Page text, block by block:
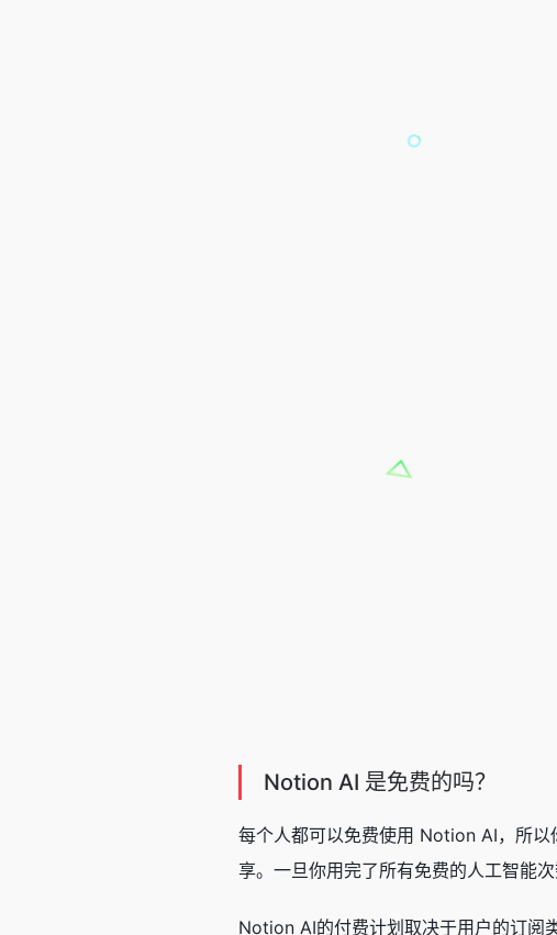
Notion AI 是免费的吗？
每个人都可以免费使用 Notion AI，所以
享。一旦你用完了所有免费的人工智能
Notion AI的付费计划取决于用户的订阅